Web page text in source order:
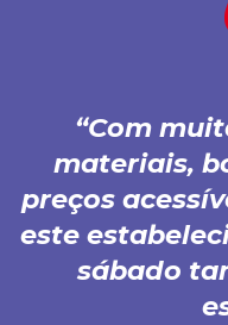
Com
materiais,
preços
este
sábado